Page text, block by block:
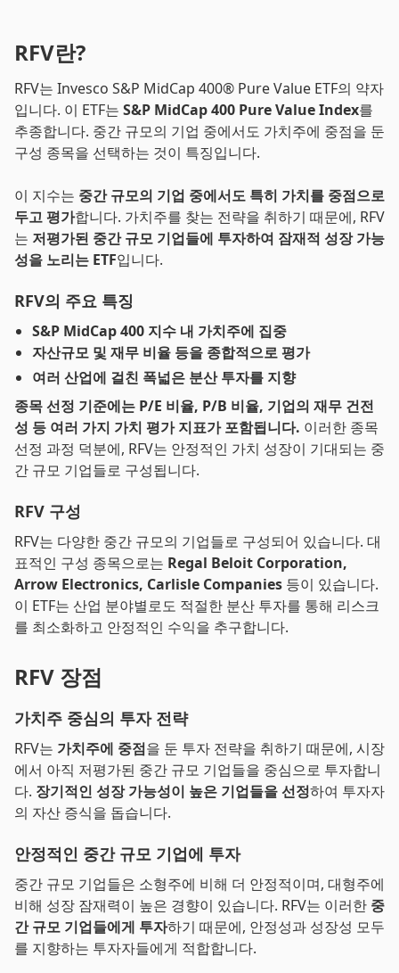
RFV란?
RFV는 Invesco S&P MidCap 400® Pure Value ETF의 약자
입니다. 이 ETF는 S&P MidCap 400 Pure Value Index를
추종합니다. 중간 규모의 기업 중에서도 가치주에 중점을 둔
구성 종목을 선택하는 것이 특징입니다.
이 지수는 중간 규모의 기업 중에서도 특히 가치를 중점으로
두고 평가합니다. 가치주를 찾는 전략을 취하기 때문에, RFV
는 저평가된 중간 규모 기업들에 투자하여 잠재적 성장 가능
성을 노리는 ETF입니다.
RFV의 주요 특징
S&P MidCap 400 지수 내 가치주에 집중
자산규모 및 재무 비율 등을 종합적으로 평가
여러 산업에 걸친 폭넓은 분산 투자를 지향
종목 선정 기준에는 P/E 비율, P/B 비율, 기업의 재무 건전
성 등 여러 가지 가치 평가 지표가 포함됩니다. 이러한 종목
선정 과정 덕분에, RFV는 안정적인 가치 성장이 기대되는 중
간 규모 기업들로 구성됩니다.
RFV 구성
RFV는 다양한 중간 규모의 기업들로 구성되어 있습니다. 대
표적인 구성 종목으로는 Regal Beloit Corporation,
Arrow Electronics, Carlisle Companies 등이 있습니다.
이 ETF는 산업 분야별로도 적절한 분산 투자를 통해 리스크
를 최소화하고 안정적인 수익을 추구합니다.
RFV 장점
가치주 중심의 투자 전략
RFV는 가치주에 중점을 둔 투자 전략을 취하기 때문에, 시장
에서 아직 저평가된 중간 규모 기업들을 중심으로 투자합니
다. 장기적인 성장 가능성이 높은 기업들을 선정하여 투자자
의 자산 증식을 돕습니다.
안정적인 중간 규모 기업에 투자
중간 규모 기업들은 소형주에 비해 더 안정적이며, 대형주에
비해 성장 잠재력이 높은 경향이 있습니다. RFV는 이러한 중
간 규모 기업들에게 투자하기 때문에, 안정성과 성장성 모두
를 지향하는 투자자들에게 적합합니다.